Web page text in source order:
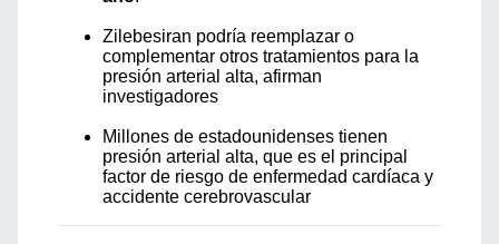
Zilebesiran podría reemplazar o
complementar otros tratamientos para la
presión arterial alta, afirman
investigadores
Millones de estadounidenses tienen
presión arterial alta, que es el principal
factor de riesgo de enfermedad cardíaca y
accidente cerebrovascular